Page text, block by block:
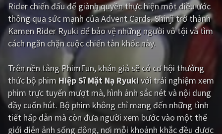
Tình cảm - Lãng mạn Kỳ ảo
Giật gân Gia đình
Lịch sử
Viễn Tây Tiểu sử
GameShow DramaTV
QUỐC GIA
Rider chiến đấu để giành quyền thực hiện một điều ước
thông qua sức mạnh của Advent Cards. Shinji trở thành
Kamen Rider Ryuki để bảo vệ những người vô tội và tìm
cách ngăn chặn cuộc chiến tàn khốc này.
Trên nền tảng PhimFun, khán giả sẽ có cơ hội thưởng
thức bộ phim Hiệp Sĩ Mặt Nạ Ryukivới trải nghiệm xem
phim trực tuyến mượt mà, hình ảnh sắc nét và nội dung
đầy cuốn hút. Bộ phim không chỉ mang đến những tình
tiết hấp dẫn mà còn đưa người xem bước vào một thế
giới điện ảnh sống động, nơi mỗi khoảnh khắc đều được